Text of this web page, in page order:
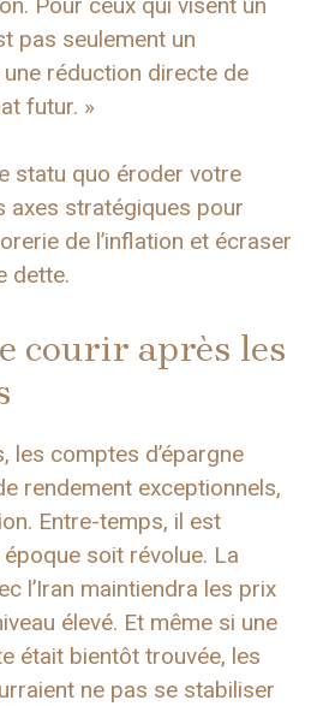
pas seulement un
une réduction directe de
futur. »
statu quo éroder votre
axes stratégiques pour
de l’inflation et écraser
dette.
courir après les
les comptes d’épargne
rendement exceptionnels,
Entre-temps, il est
soit révolue. La
l’Iran maintiendra les prix
élevé. Et même si une
était bientôt trouvée, les
ne pas se stabiliser